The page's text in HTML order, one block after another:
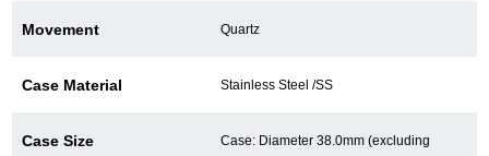
店舗受け取りサービス
Movement Quartz
Case Material Stainless Steel /SS
Case Size
Case: Diameter 38.0mm (excluding